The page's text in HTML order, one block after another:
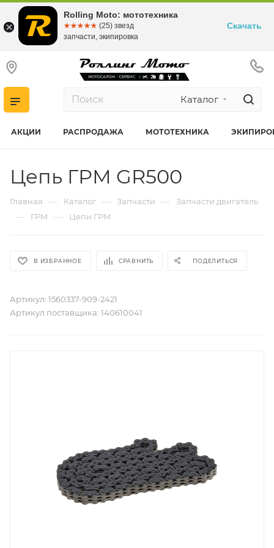
Каталог
АКЦИИ РАСПРОДАЖА МОТОТЕХНИКА
Цепь ГРМ GR500
Главная — Каталог — Запчасти — Запчасти двигатель
— ГРМ — Цепи ГРМ
В ИЗБРАННОЕ СРАВНИТЬ ПОДЕЛИТЬСЯ
Артикул: 1560337-909-2421
Артикул поставщика: 140610041
Rolling Moto: мототехника
☆☆☆☆☆
★★★★★ (25) звезд
запчасти, экипировка
Скачать